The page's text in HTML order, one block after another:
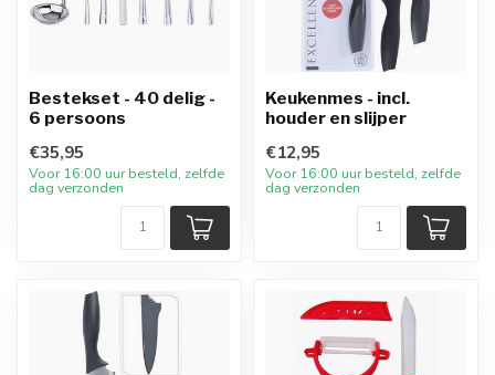
Bestekset - 40 delig -
6 persoons
€35,95
Voor 16:00 uur besteld, zelfde
dag verzonden
Keukenmes - incl.
houder en slijper
€12,95
Voor 16:00 uur besteld, zelfde
dag verzonden